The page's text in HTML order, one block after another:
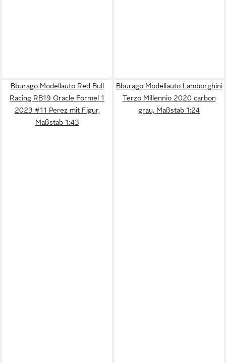
Bburago Modellauto Red Bull
Racing RB19 Oracle Formel 1
2023 #11 Perez mit Figur,
Maßstab 1:43
Bburago Modellauto Lamborghini
Terzo Millennio 2020 carbon
grau, Maßstab 1:24